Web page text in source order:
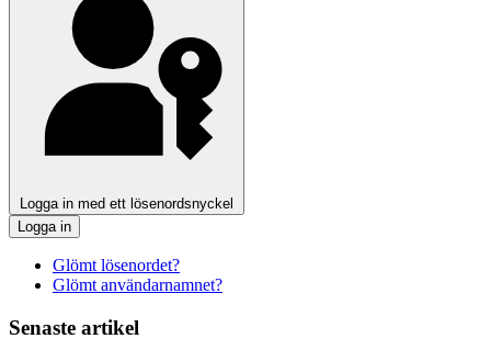
Logga in med ett lösenordsnyckel
Logga in
Glömt lösenordet?
Glömt användarnamnet?
Senaste artikel